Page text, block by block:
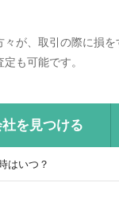
が、取引の際に損
も可能です。
を見つける
はいつ？